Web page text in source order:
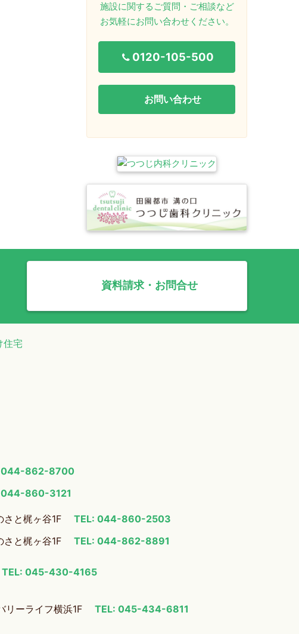
施設に関するご質問・ご相談など
お気軽にお問い合わせください。
0120-105-500
お問い合わせ
資料請求・お問合せ
住宅
044-862-8700
044-860-3121
さと梶ヶ谷1F
TEL: 044-860-2503
さと梶ヶ谷1F
TEL: 044-862-8891
TEL: 045-430-4165
リーライフ横浜1F TEL: 045-434-6811